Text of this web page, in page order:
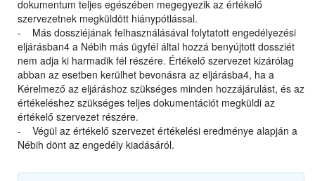
dokumentum teljes egészében megegyezik az értékelő
szervezetnek megküldött hiánypótlással.
- Más dossziéjának felhasználásával folytatott engedélyezési
eljárásban4 a Nébih más ügyfél által hozzá benyújtott dossziét
nem adja ki harmadik fél részére. Értékelő szervezet kizárólag
abban az esetben kerülhet bevonásra az eljárásba4, ha a
Kérelmező az eljáráshoz szükséges minden hozzájárulást, és az
értékeléshez szükséges teljes dokumentációt megküldi az
értékelő szervezet részére.
- Végül az értékelő szervezet értékelési eredménye alapján a
Nébih dönt az engedély kiadásáról.